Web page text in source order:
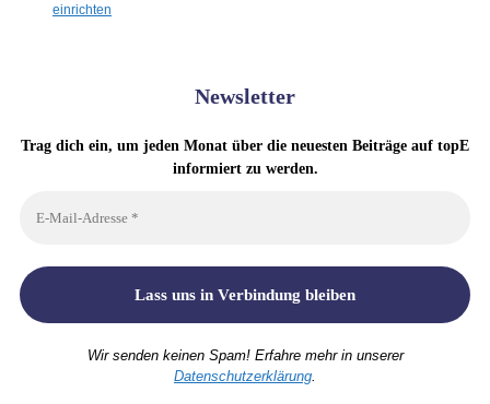
einrichten
Newsletter
Trag dich ein, um jeden Monat über die neuesten Beiträge auf topE
informiert zu werden.
Wir senden keinen Spam! Erfahre mehr in unserer
Datenschutzerklärung.